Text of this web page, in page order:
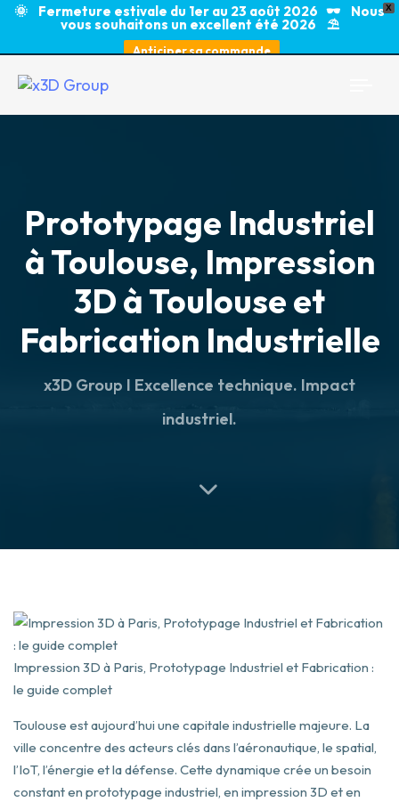
X
🌞 Fermeture estivale du 1er au 23 août 2026 🕶️ Nous
vous souhaitons un excellent été 2026 ⛱️
Anticiper sa commande
Prototypage Industriel
à Toulouse, Impression
3D à Toulouse et
Fabrication Industrielle
x3D Group I Excellence technique. Impact
industriel.
Impression 3D à Paris, Prototypage Industriel et Fabrication :
le guide complet
Toulouse est aujourd’hui une capitale industrielle majeure. La
ville concentre des acteurs clés dans l’aéronautique, le spatial,
l’IoT, l’énergie et la défense. Cette dynamique crée un besoin
constant en prototypage industriel, en impression 3D et en